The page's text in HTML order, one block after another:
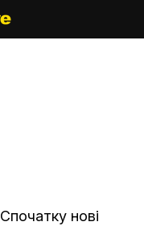
Спочатку нові